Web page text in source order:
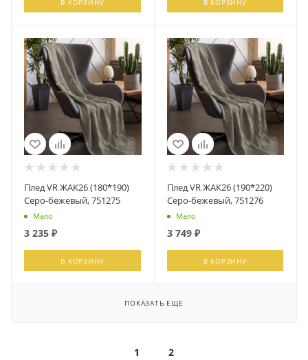
В КОРЗИНУ В КОРЗИНУ
Плед VR ЖАК26 (180*190)
Серо-бежевый, 751275
Мало
3 235 ₽
В КОРЗИНУ
Плед VR ЖАК26 (190*220)
Серо-бежевый, 751276
Мало
3 749₽
В КОРЗИНУ
ПОКАЗАТЬ ЕЩЕ
1 2